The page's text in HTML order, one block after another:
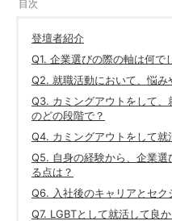
登壇者紹介
Q1. 企業選びの際の軸は何で
Q2. 就職活動において、悩み
Q3. カミングアウトをして
のどの段階で？
Q4. カミングアウトをして就
Q5. 自身の経験から、企業
る点は？
Q6. 入社後のキャリアとセク
Q7. LGBTとして就活して良